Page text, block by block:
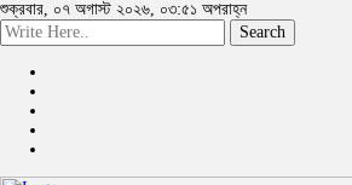
শুক্রবার, ০৭ অগাস্ট ২০২৬, ০৩:৫১ অপরাহ্ন
Search